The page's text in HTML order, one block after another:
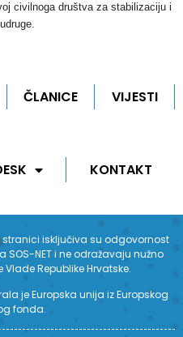
civilnoga društva za stabilizaciju i
ČLANICE VIJESTI
KONTAKT
isključiva su odgovornost
NET i ne odražavaju nužno
Republike Hrvatske.
je Europska unija iz Europskog
fonda.